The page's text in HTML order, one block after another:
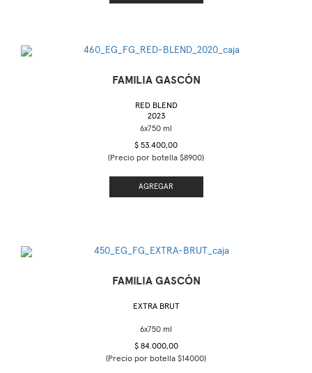
FAMILIA GASCÓN
RED BLEND
2023
$ 53.400,00
(Precio por botella $8900)
AGREGAR
FAMILIA GASCÓN
EXTRA BRUT
$ 84.000,00
(Precio por botella $14000)